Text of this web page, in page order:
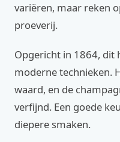
variëren, maar reken
proeverij.
Opgericht in 1864,
moderne technieken.
waard, en de
verfijnd. Een goede
diepere smaken.